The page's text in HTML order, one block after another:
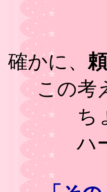
確かに、
この考
ち
ハ